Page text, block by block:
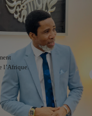
l’Afrique.